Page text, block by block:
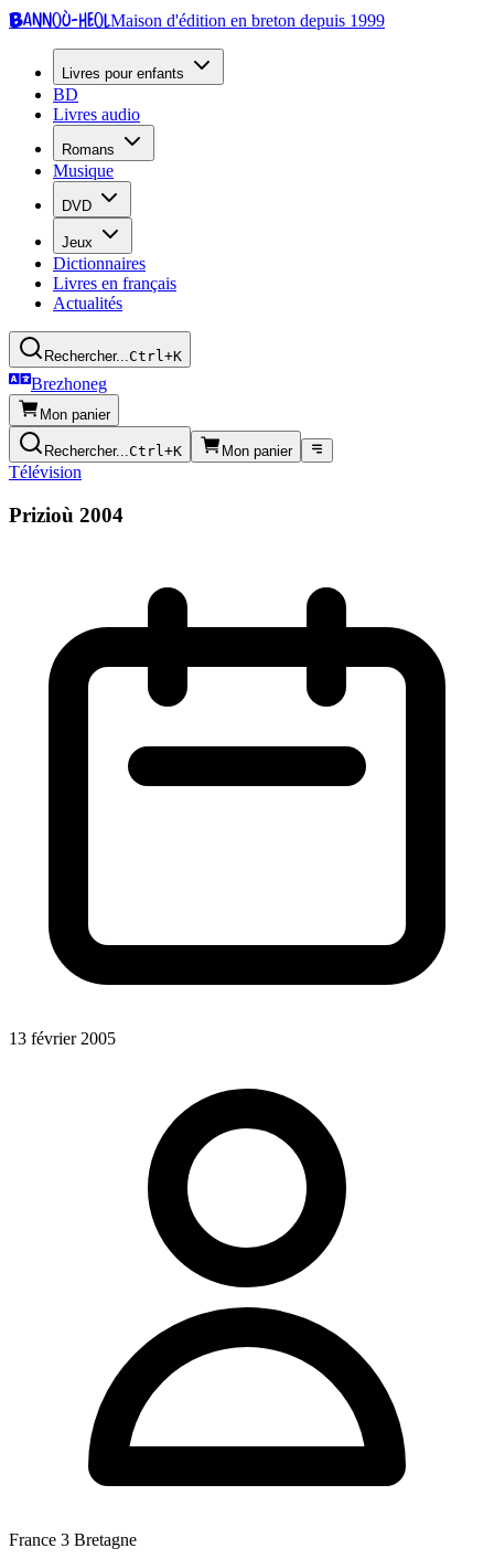
Bannoù-heolMaison d'édition en breton depuis 1999
Livres pour enfants
BD
Livres audio
Romans
Musique
DVD
Jeux
Dictionnaires
Livres en français
Actualités
Rechercher...Ctrl+K
Brezhoneg
Mon panier
Rechercher...Ctrl+K Mon panier
Télévision
Prizioù 2004
13 février 2005
France 3 Bretagne